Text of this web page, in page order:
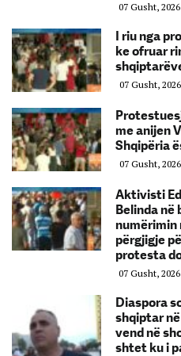
07 Gusht, 2026
I riu nga
ke ofruar
07 Gusht, 2026
me anijen
Shqipëria
07 Gusht, 2026
Aktivisti
Belinda në
numërimin
përgjigje
protesta
07 Gusht, 2026
Diaspora
shqiptar
vend në
shtet ku i